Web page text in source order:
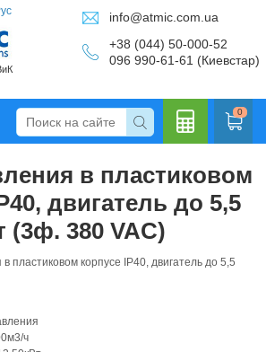
info@atmic.com.ua
+38 (044) 50-000-52
096 990-61-61 (Киевстар)
0
в пластиковом
двигатель до 5,5
(3ф. 380 VAC)
пластиковом корпусе IP40, двигатель до 5,5
ч